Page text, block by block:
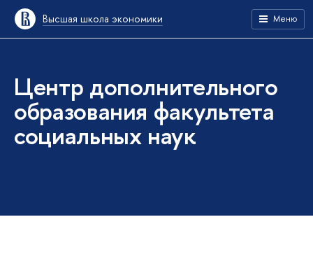
ысшая школа экономики Меню
Центр дополнительного
образования факультета
социальных наук